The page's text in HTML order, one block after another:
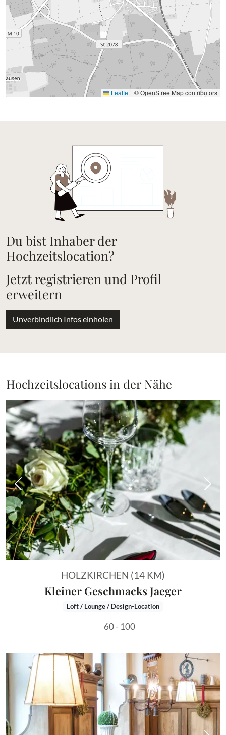
Leaflet | © OpenStreetMap contributors
Du bist Inhaber der
Hochzeitslocation?
Jetzt registrieren und Profil
erweitern
Unverbindlich Infos einholen
Hochzeitslocations in der Nähe
Vorheriges Bild
HOLZKIRCHEN (14 KM)
Kleiner Geschmacks Jaeger
Loft / Lounge / Design-Location
60 - 100